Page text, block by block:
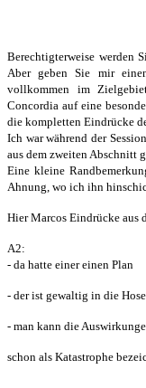
Berechtigterweise werden
Aber geben Sie mir
vollkommen im
Concordia auf eine
die kompletten Eindrücke
Ich war während der
aus dem zweiten Abschnitt
Eine kleine
Ahnung, wo ich ihn
Hier Marcos Eindrücke aus
A2:
- da hatte einer einen Plan
- der ist gewaltig in die
- man kann die
schon als Katastrophe